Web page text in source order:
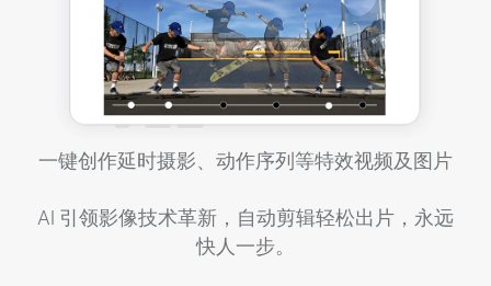
一键创作延时摄影、动作序列等特效视频及图片
AI 引领影像技术革新，自动剪辑轻松出片，永远
快人一步。